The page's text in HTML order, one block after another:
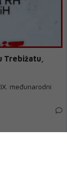
Trebižatu,
međunarodni